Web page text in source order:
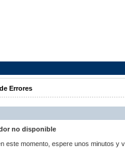
Errores
no disponible
este momento, espere unos minutos y